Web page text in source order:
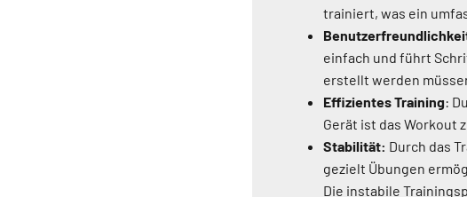
trainiert, was ein
einfach und führt
erstellt werden
Effizientes Training:
Gerät ist das Workout
Stabilität: Durch das
gezielt Übungen
Die instabile